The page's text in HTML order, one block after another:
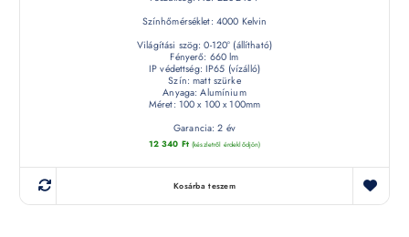
Színhőmérséklet: 4000 Kelvin
Világítási szög: 0-120° (állítható)
Fényerő: 660 lm
IP védettség: IP65 (vízálló)
Szín: matt szürke
Anyaga: Alumínium
Méret: 100 x 100 x 100mm
Garancia: 2 év
12 340 Ft (készletről érdeklődjön)
Kosárba teszem